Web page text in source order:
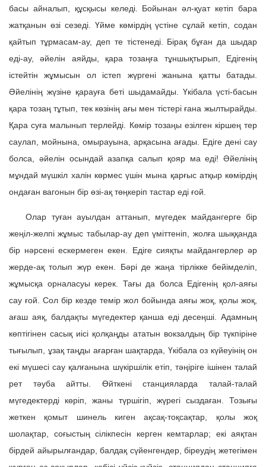
басы айналып, құсқысы келеді. Бойынан әл-қуат кетіп бара
жатқанын өзі сезеді. Үйме көмірдің үстіне сұлай кетіп, содан
қайтып тұрмасам-ау, деп те тістенеді. Бірақ бұған да шыдар
еді-ау, әйелін аяйды, қара тозаңға тұншықтырып, Едігенің
істейтін жұмысын ол істеп жүргені жанына қатты батады.
Әйелінің жүзіне қарауға беті шыдамайды. Үкібала үсті-басын
қара тозаң тұтып, тек көзінің ағы мен тістері ғана жылтырайды.
Қара суға малынып терлейді. Көмір тозаңы езілген кіршең тер
саулап, мойнына, омырауына, арқасына ағады. Едіге дені сау
болса, әйелін осындай азапқа салып қояр ма еді! Әйелінің
мұндай мүшкіл халін көрмес үшін мына қарғыс атқыр көмірдің
ондаған вагонын бір өзі-ақ төңкеріп тастар еді ғой.
Олар туған ауылдан аттанып, мүгедек майдангерге бір
жеңіл-желпі жұмыс табылар-ау деп үміттеніп, жолға шыққанда
бір нәрсені ескермеген екен. Едіге сияқты майдангерлер әр
жерде-ақ толып жүр екен. Бәрі де жаңа тірлікке бейімделіп,
жұмысқа орналасуы керек. Тағы да болса Едігенің қол-аяғы
сау ғой. Сол бір кезде темір жол бойында аяғы жоқ, қолы жоқ,
ағаш аяқ, балдақты мүгедектер қанша еді десеңші. Адамның
көптігінен сасық иісі қолқаңды ататын вокзалдың бір түкпіріне
тығылып, ұзақ таңды ағарған шақтарда, Үкібала оз күйеуінің он
екі мүшесі сау қалғанына шүкіршілік етіп, тәңіріге ішінен талай
рет тәуба айтты. Өйткені станцияларда талай-талай
мүгедектерді көріп, жаны түршігіп, жүрегі сыздаған. Тозығы
жеткен қомыт шинель киген ақсақ-тоқсақтар, қолы жоқ
шолақтар, соғыстың сілікпесін керген кемтарлар; екі аяқтан
бірдей айырылғандар, балдақ сүйенгендер, біреудің жетегімен